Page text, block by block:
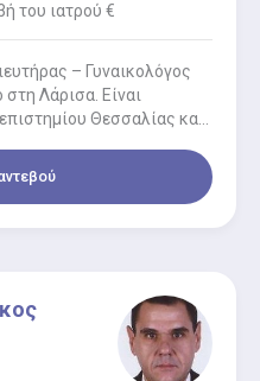
του ιατρού €
– Γυναικολόγος
στη Λάρισα. Είναι
Θεσσαλίας και